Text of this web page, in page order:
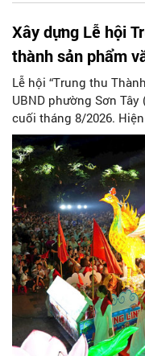
Xây dựng Lễ hội
thành sản phẩm
Lễ hội “Trung thu
UBND phường Sơn
cuối tháng 8/2026.
được chính quyền
ngành, đơn vị và 25 tổ
khí thế sôi nổi, sẵn
khách một mùa Trung
văn hóa xứ Đoài.